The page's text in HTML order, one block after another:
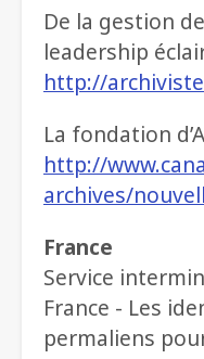
De la gestion
leadership
http://
La fondation
http://
archives/
France
Service
France - Les
permaliens